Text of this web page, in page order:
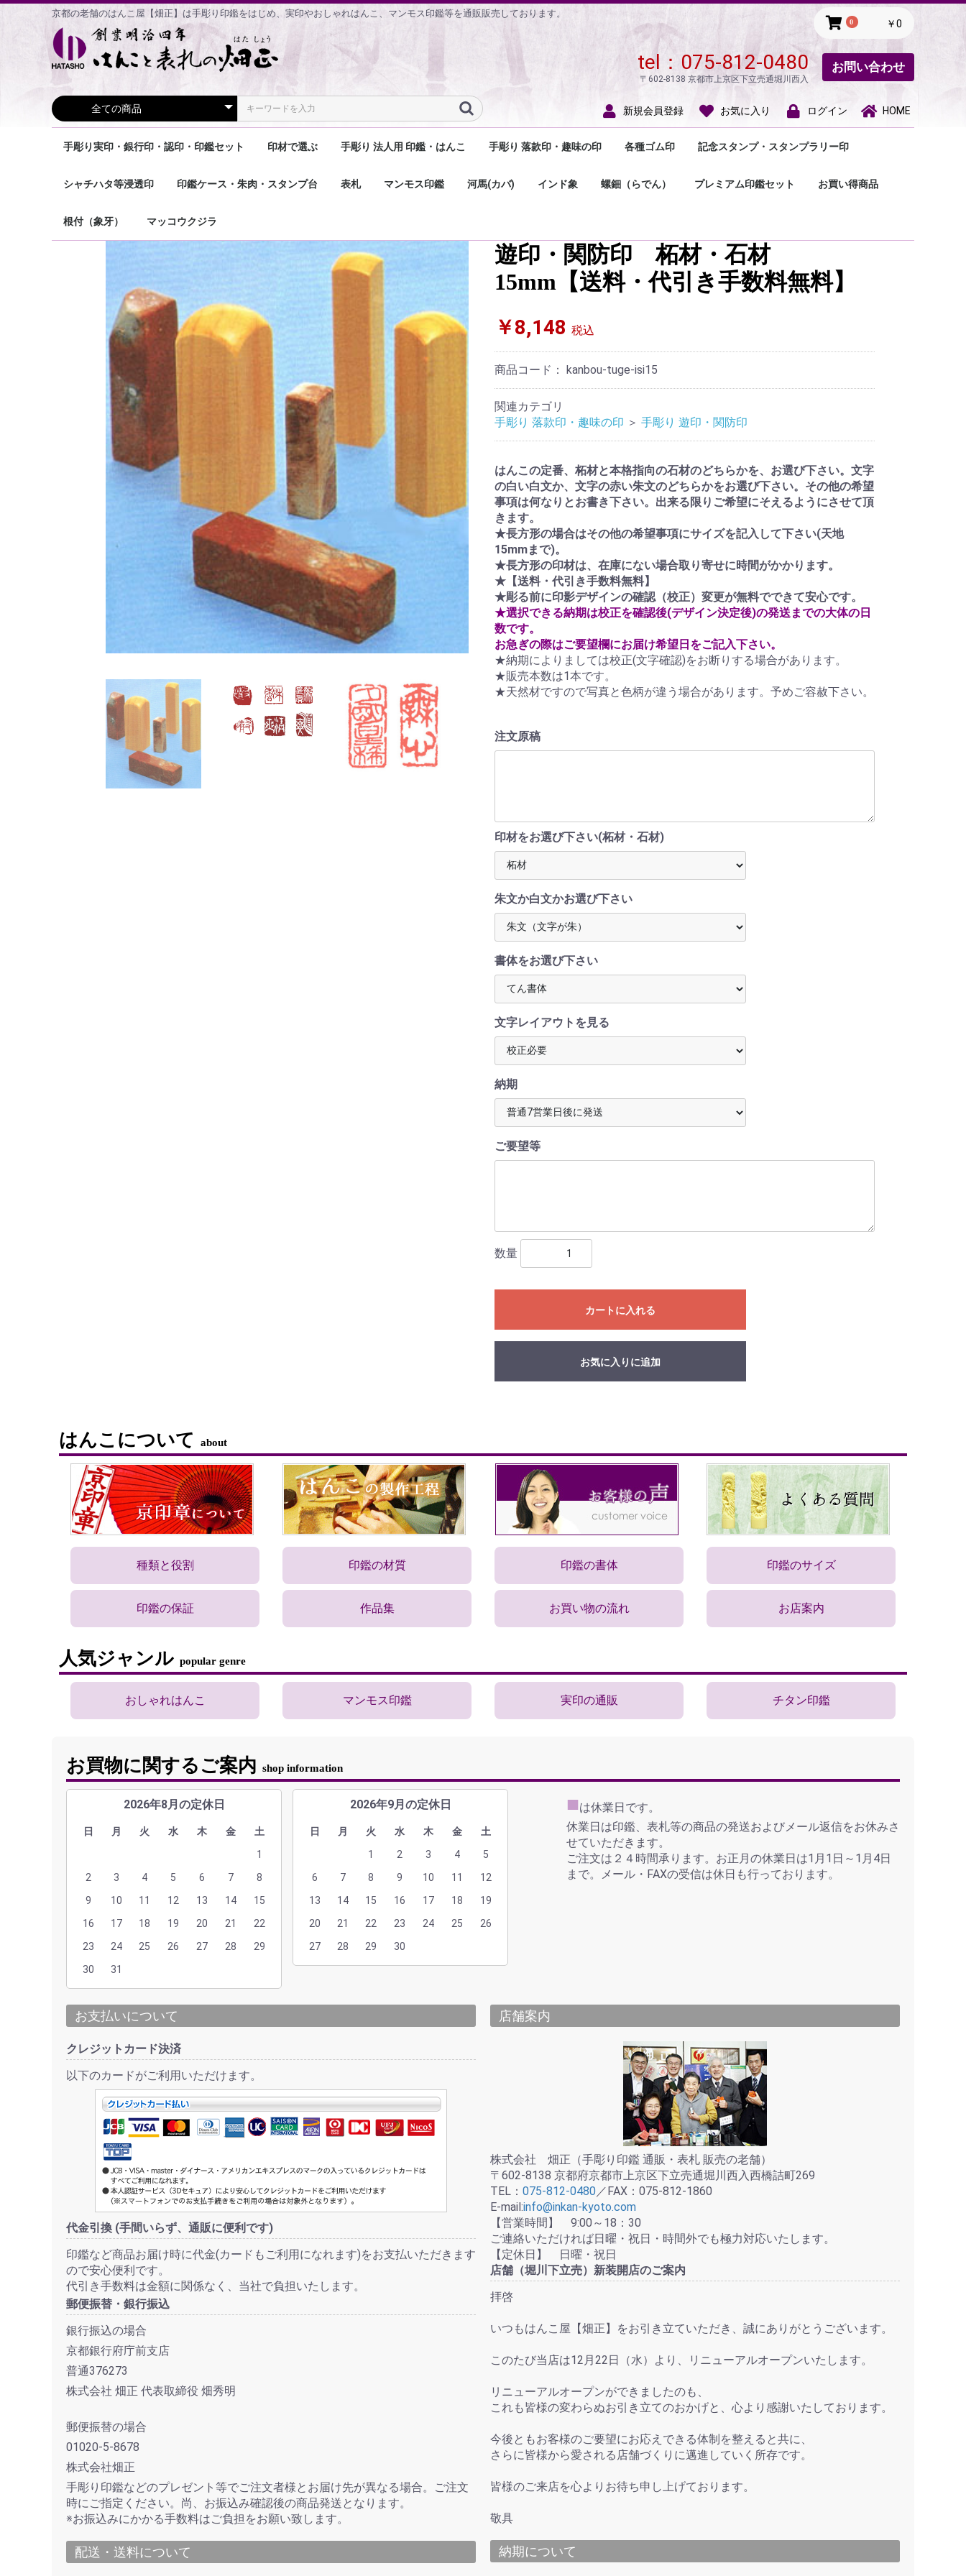
京都の老舗のはんこ屋【畑正】は手彫り印鑑をはじめ、実印やおしゃれはんこ、マンモス印鑑等を通販販売しております。
0 ￥0
tel： 075-812-0480
〒602-8138 京都市上京区下立売通堀川西入
お問い合わせ
新規会員登録 お気に入り ログイン HOME
手彫り実印・銀行印・認印・印鑑セット
手彫り 実印
手彫り 銀行印・認印
手彫り 印鑑2本セット
手彫り 印鑑3本セット
印材で選ぶ
象牙印鑑
宝石印鑑
エコ印鑑
香りの印鑑
チタン印鑑
おしゃれ印鑑
手彫り 法人用 印鑑・はんこ
手彫り 法人用 実印
手彫り 法人用 銀行印
手彫り 角印（社印）
手彫り 割印
手彫り 法人 印鑑セット
法人用住所印
ゴム角印（法人印）
小切手用ゴム印・手形
手彫り 落款印・趣味の印
手彫り 落款印
手彫り 遊印・関防印
手彫り 蔵書印
手彫り 一文字印
手彫り 陶芸用落款印
落款関連商品
各種ゴム印
落款印・趣味の印 一文字印
游印‣関防印
蔵書印
落款印
住所印・風雅印
分割タイプ住所印
小切手用ゴム印・手形
医療用（人体図）ゴム
のし袋用ゴム印・慶弔
お名前印・氏名印・ご
その他のゴム印
記念スタンプ・スタンプラリー印
観光スタンプ
スタンプラリー印
シャチハタ等浸透印
住所印
鯱雅印
ネーム9(認印)
メールオーダー式商品
その他の浸透印
印鑑ケース・朱肉・スタンプ台
印鑑ケース個人用
印鑑ケース法人用
朱肉・印泥
スタンプ台
その他の商品
表札 マンモス印鑑 河馬(カバ) インド象 螺鈿（らでん） プレミアム印鑑セット お買い得商品
根付（象牙） マッコウクジラ
遊印・関防印 柘材・石材
15mm【送料・代引き手数料無料】
￥8,148 税込
商品コード： kanbou-tuge-isi15
関連カテゴリ
手彫り 落款印・趣味の印 ＞ 手彫り 遊印・関防印
はんこの定番、柘材と本格指向の石材のどちらかを、お選び下さい。文字
の白い白文か、文字の赤い朱文のどちらかをお選び下さい。その他の希望
事項は何なりとお書き下さい。出来る限りご希望にそえるようにさせて頂
きます。
★長方形の場合はその他の希望事項にサイズを記入して下さい(天地
15mmまで)。
★長方形の印材は、在庫にない場合取り寄せに時間がかかります。
★【送料・代引き手数料無料】
★彫る前に印影デザインの確認（校正）変更が無料でできて安心です。
★選択できる納期は校正を確認後(デザイン決定後)の発送までの大体の日
数です。
お急ぎの際はご要望欄にお届け希望日をご記入下さい。
★納期によりましては校正(文字確認)をお断りする場合があります。
★販売本数は1本です。
★天然材ですので写真と色柄が違う場合があります。予めご容赦下さい。
注文原稿
印材をお選び下さい(柘材・石材)
朱文か白文かお選び下さい
書体をお選び下さい
文字レイアウトを見る
納期
ご要望等
数量
カートに入れる
お気に入りに追加
はんこについて about
種類と役割 印鑑の材質 印鑑の書体 印鑑のサイズ
印鑑の保証 作品集 お買い物の流れ お店案内
人気ジャンル popular genre
おしゃれはんこ マンモス印鑑 実印の通販 チタン印鑑
お買物に関するご案内 shop information
2026年8月の定休日
日 月 火 水 木 金
土
1
2
3 4 5 6 7
8
9
10 11 12 13 14
15
16
17 18 19 20 21
22
23
24 25 26 27 28
29
30
31
2026年9月の定休日
日 月 火 水 木 金
土
1
2 3 4
5
6
7 8 9 10 11
12
13
14 15 16 17 18
19
20
21 22 23 24 25
26
27
28 29 30
■は休業日です。
休業日は印鑑、表札等の商品の発送およびメール返信をお休みさ
せていただきます。
ご注文は２４時間承ります。お正月の休業日は1月1日～1月4日
まで。メール・FAXの受信は休日も行っております。
お支払いについて
クレジットカード決済
以下のカードがご利用いただけます。
代金引換 (手間いらず、通販に便利です)
印鑑など商品お届け時に代金(カードもご利用になれます)をお支払いただきます
ので安心便利です。
代引き手数料は金額に関係なく、当社で負担いたします。
郵便振替・銀行振込
銀行振込の場合
京都銀行府庁前支店
普通376273
株式会社 畑正 代表取締役 畑秀明
郵便振替の場合
01020-5-8678
株式会社畑正
手彫り印鑑などのプレゼント等でご注文者様とお届け先が異なる場合。ご注文
時にご指定ください。尚、お振込み確認後の商品発送となります。
※お振込みにかかる手数料はご負担をお願い致します。
配送・送料について
店舗案内
株式会社 畑正（手彫り印鑑 通販・表札 販売の老舗）
〒602-8138 京都府京都市上京区下立売通堀川西入西橋詰町269
TEL： 075-812-0480／FAX：075-812-1860
E-mail:info@inkan-kyoto.com
【営業時間】 9:00～18：30
ご連絡いただければ日曜・祝日・時間外でも極力対応いたします。
【定休日】 日曜・祝日
店舗（堀川下立売）新装開店のご案内
拝啓
いつもはんこ屋【畑正】をお引き立ていただき、誠にありがとうございます。
このたび当店は12月22日（水）より、リニューアルオープンいたします。
リニューアルオープンができましたのも、
これも皆様の変わらぬお引き立てのおかげと、心より感謝いたしております。
今後ともお客様のご要望にお応えできる体制を整えると共に、
さらに皆様から愛される店舗づくりに邁進していく所存です。
皆様のご来店を心よりお待ち申し上げております。
敬具
納期について